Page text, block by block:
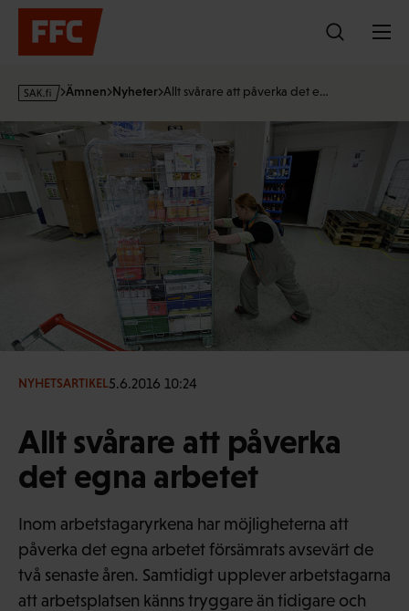
Hoppa
innehållet
s
·
Ämnen Nyheter Allt svårare att påverka det e…
NYHETSARTIKEL5.6.2016 10:24
Allt svårare att påverka
det egna arbetet
Inom arbetstagaryrkena har möjligheterna att
påverka det egna arbetet försämrats avsevärt de
två senaste åren. Samtidigt upplever arbetstagarna
att arbetsplatsen känns tryggare än tidigare och